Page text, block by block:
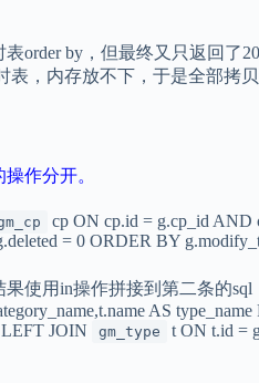
order by，但最终又只返回了20
，内存放不下，于是全部拷贝
作分开。
cp ON cp.id = g.cp_id AND
= 0 ORDER BY
使用in操作拼接到第二条的sql
AS
JOIN gm_type
t ON t.id =